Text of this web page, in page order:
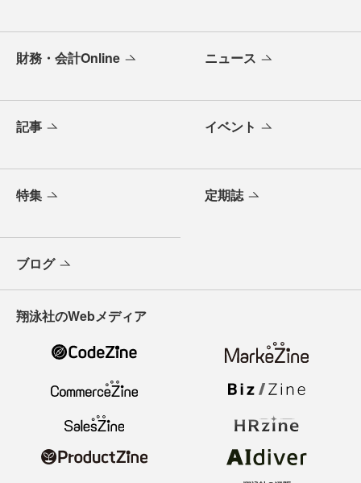
財務・会計Online ニュース
記事 イベント
特集 定期誌
ブログ
翔泳社のWebメディア